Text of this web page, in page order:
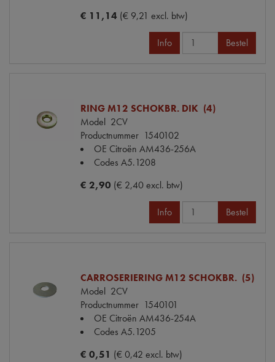
€ 11,14 (€ 9,21 excl. btw)
Info Bestel
RING M12 SCHOKBR. DIK (4)
Model 2CV
Productnummer 1540102
OE Citroën AM436-256A
Codes A5.1208
€ 2,90 (€ 2,40 excl. btw)
Info Bestel
CARROSERIERING M12 SCHOKBR. (5)
Model 2CV
Productnummer 1540101
OE Citroën AM436-254A
Codes A5.1205
€ 0,51 (€ 0,42 excl. btw)